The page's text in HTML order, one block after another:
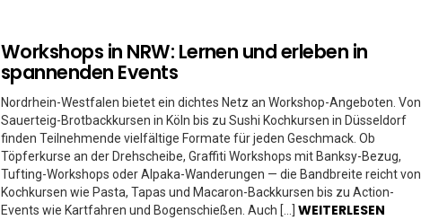
Workshops in NRW: Lernen und erleben in
spannenden Events
Nordrhein-Westfalen bietet ein dichtes Netz an Workshop-Angeboten. Von
Sauerteig-Brotbackkursen in Köln bis zu Sushi Kochkursen in Düsseldorf
finden Teilnehmende vielfältige Formate für jeden Geschmack. Ob
Töpferkurse an der Drehscheibe, Graffiti Workshops mit Banksy-Bezug,
Tufting-Workshops oder Alpaka-Wanderungen — die Bandbreite reicht von
Kochkursen wie Pasta, Tapas und Macaron-Backkursen bis zu Action-
Events wie Kartfahren und Bogenschießen. Auch […] WEITERLESEN